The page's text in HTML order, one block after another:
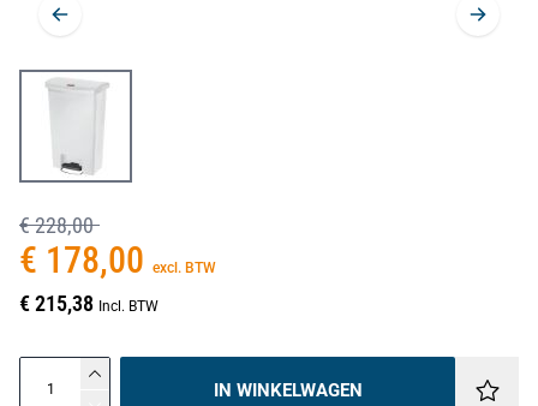
€ 228,00
€ 178,00 excl. BTW
€ 215,38 Incl. BTW
IN WINKELWAGEN